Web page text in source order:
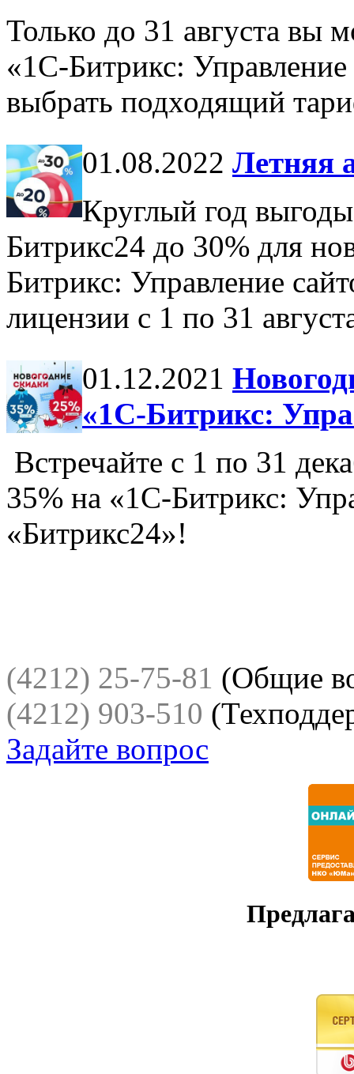
Только до 31 августа вы
«1С-Битрикс:
выбрать подходящий
01.08.2022 Летняя
Круглый год
Битрикс24 до 30% для
Битрикс: Управление
лицензии с 1 по 31
01.12.2021
«1С-Битрикс:
Встречайте с 1 по 31
35% на «1С-Битрикс:
«Битрикс24»!
(4212) 25-75-81 (Общие
(4212) 903-510
Задайте вопрос